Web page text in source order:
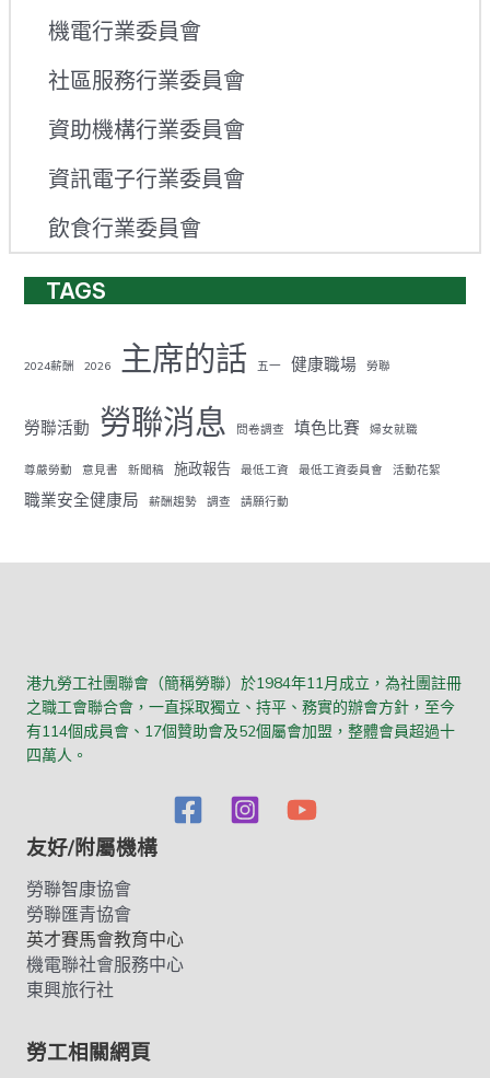
機電行業委員會
社區服務行業委員會
資助機構行業委員會
資訊電子行業委員會
飲食行業委員會
TAGS
2024薪酬 2026 主席的話 五一 健康職場 勞聯
勞聯活動 勞聯消息 問卷調查 填色比賽 婦女就職
尊嚴勞動 意見書 新聞稿 施政報告 最低工資 最低工資委員會 活動花絮
職業安全健康局 薪酬趨勢 調查 請願行動
港九勞工社團聯會（簡稱勞聯）於1984年11月成立，為社團註冊
之職工會聯合會，一直採取獨立、持平、務實的辦會方針，至今
有114個成員會、17個贊助會及52個屬會加盟，整體會員超過十
四萬人。
友好/附屬機構
勞聯智康協會
勞聯匯青協會
英才賽馬會教育中心
機電聯社會服務中心
東興旅行社
勞工相關網頁